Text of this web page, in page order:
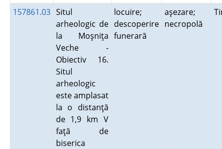
157861.03 Situl
arheologic de
la Moşniţa
Veche -
Obiectiv 16.
Situl
arheologic
este amplasat
la o distanţă
de 1,9 km V
faţă de
biserica
locuire;
descoperire
funerară
aşezare;
necropolă